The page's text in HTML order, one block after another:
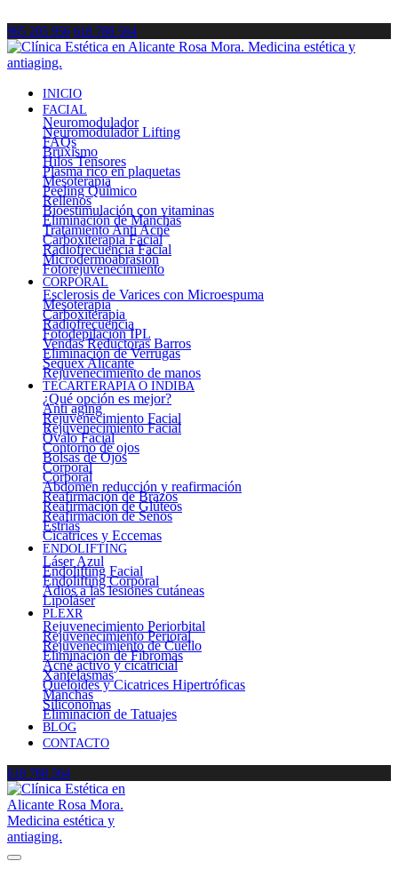
965 205 956 618 788 564
INICIO
FACIAL
Neuromodulador
Neuromodulador Lifting
FAQs
Bruxismo
Hilos Tensores
Plasma rico en plaquetas
Mesoterapia
Peeling Químico
Rellenos
Bioestimulación con vitaminas
Eliminación de Manchas
Tratamiento Anti Acné
Carboxiterapia Facial
Radiofrecuencia Facial
Microdermoabrasión
Fotorejuvenecimiento
CORPORAL
Esclerosis de Varices con Microespuma
Mesoterapia
Carboxiterapia
Radiofrecuencia
Fotodepilación IPL
Vendas Reductoras Barros
Eliminación de Verrugas
Sequex Alicante
Rejuvenecimiento de manos
TECARTERAPIA O INDIBA
¿Qué opción es mejor?
Anti aging
Rejuvenecimiento Facial
Rejuvenecimiento Facial
Óvalo Facial
Contorno de ojos
Bolsas de Ojos
Corporal
Corporal
Abdomen reducción y reafirmación
Reafirmación de Brazos
Reafirmación de Glúteos
Reafirmación de Senos
Estrías
Cicatrices y Eccemas
ENDOLIFTING
Láser Azul
Endolifting Facial
Endolifting Corporal
Adiós a las lesiones cutáneas
Lipoláser
PLEXR
Rejuvenecimiento Periorbital
Rejuvenecimiento Perioral
Rejuvenecimiento de Cuello
Eliminación de Fibromas
Acné activo y cicatricial
Xantelasmas
Queloides y Cicatrices Hipertróficas
Manchas
Siliconomas
Eliminación de Tatuajes
BLOG
CONTACTO
618 788 564